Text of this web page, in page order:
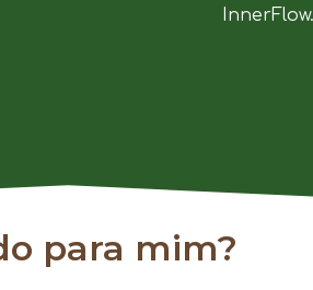
InnerFlow.
para mim?